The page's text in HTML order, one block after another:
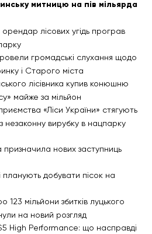
митницю на пів мільярда
лісових угідь програв
громадські слухання щодо
і Старого міста
лісівника купив конюшню
майже за мільйон
«Ліси України» стягують
незаконну вирубку в нацпарку
призначила нових заступниць
планують добувати пісок на
123 мільйони збитків луцького
на новий розгляд
High Performance: що насправді